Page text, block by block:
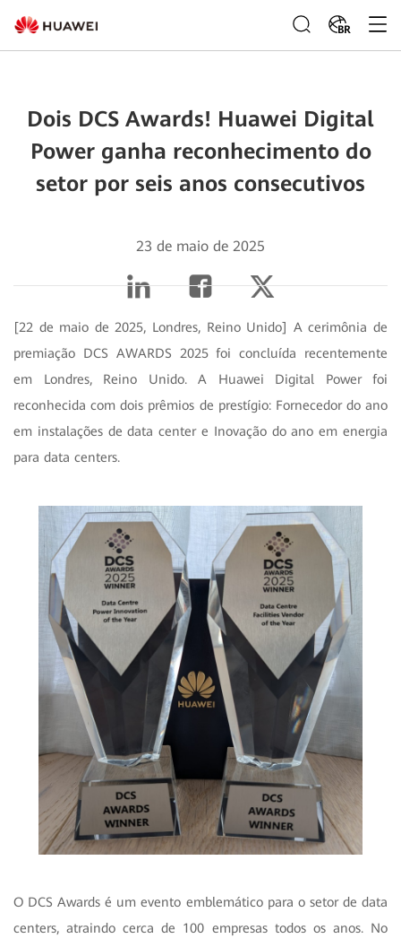
BR
Dois DCS Awards! Huawei Digital
Power ganha reconhecimento do
setor por seis anos consecutivos
23 de maio de 2025
[22 de maio de 2025, Londres, Reino Unido] A cerimônia de
premiação DCS AWARDS 2025 foi concluída recentemente
em Londres, Reino Unido. A Huawei Digital Power foi
reconhecida com dois prêmios de prestígio: Fornecedor do ano
em instalações de data center e Inovação do ano em energia
para data centers.
O DCS Awards é um evento emblemático para o setor de data
centers, atraindo cerca de 100 empresas todos os anos. No